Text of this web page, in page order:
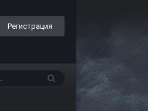
Регистрация